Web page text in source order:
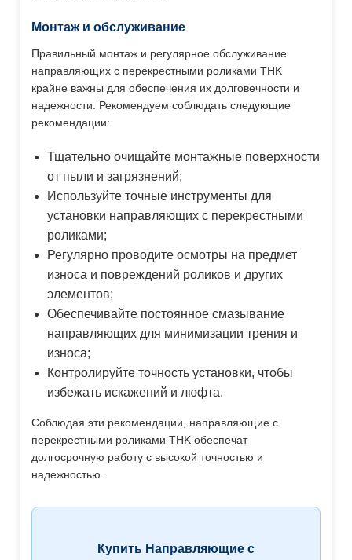
Монтаж и обслуживание
Правильный монтаж и регулярное обслуживание
направляющих с перекрестными роликами THK
крайне важны для обеспечения их долговечности и
надежности. Рекомендуем соблюдать следующие
рекомендации:
Тщательно очищайте монтажные поверхности
от пыли и загрязнений;
Используйте точные инструменты для
установки направляющих с перекрестными
роликами;
Регулярно проводите осмотры на предмет
износа и повреждений роликов и других
элементов;
Обеспечивайте постоянное смазывание
направляющих для минимизации трения и
износа;
Контролируйте точность установки, чтобы
избежать искажений и люфта.
Соблюдая эти рекомендации, направляющие с
перекрестными роликами THK обеспечат
долгосрочную работу с высокой точностью и
надежностью.
Купить Направляющие с